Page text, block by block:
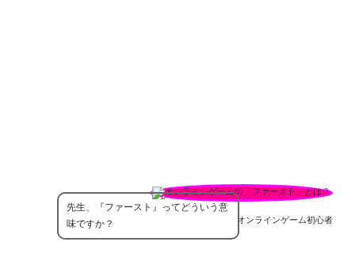
オンラインゲーム初心者
先生、『ファースト』ってどういう意
味ですか？